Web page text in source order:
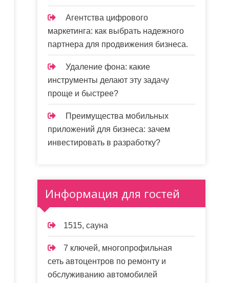
Агентства цифрового
маркетинга: как выбрать надежного
партнера для продвижения бизнеса.
Удаление фона: какие
инструменты делают эту задачу
проще и быстрее?
Преимущества мобильных
приложений для бизнеса: зачем
инвестировать в разработку?
Информация для гостей
1515, сауна
7 ключей, многопрофильная
сеть автоцентров по ремонту и
обслуживанию автомобилей